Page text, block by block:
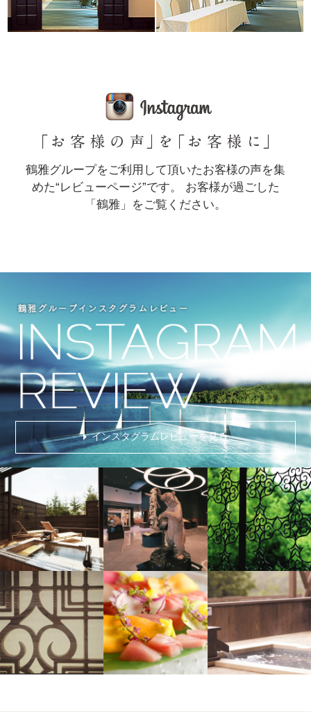
鶴雅グループをご利用して頂いたお客様の声を集
めた“レビューページ”です。 お客様が過ごした
「鶴雅」をご覧ください。
インスタグラムレビューを見る